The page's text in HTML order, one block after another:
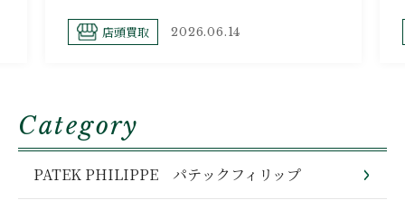
店頭買取 2026.06.14
Category
PATEK PHILIPPE パテックフィリップ